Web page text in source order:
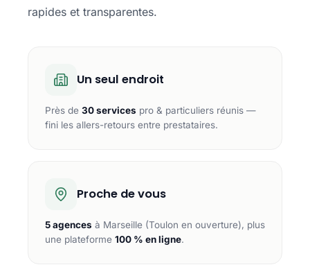
rapides et transparentes.
Un seul endroit
Près de 30 services pro & particuliers réunis —
fini les allers-retours entre prestataires.
Proche de vous
5 agences à Marseille (Toulon en ouverture), plus
une plateforme 100 % en ligne.